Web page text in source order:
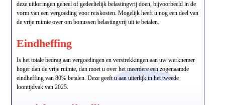
deze uitkeringen geheel of gedeeltelijk belastingvrij doen, bijvoorbeeld in de
vorm van een vergoeding voor reiskosten. Mogelijk heeft u nog een deel van
de vrije ruimte over om bonussen belastingvrij uit te betalen.
Eindheffing
Is het totale bedrag aan vergoedingen en verstrekkingen aan uw werknemer
hoger dan de vrije ruimte, dan moet u over het meerdere een zogenaamde
eindheffing van 80% betalen. Deze geeft u aan uiterlijk in het tweede
loontijdvak van 2025.